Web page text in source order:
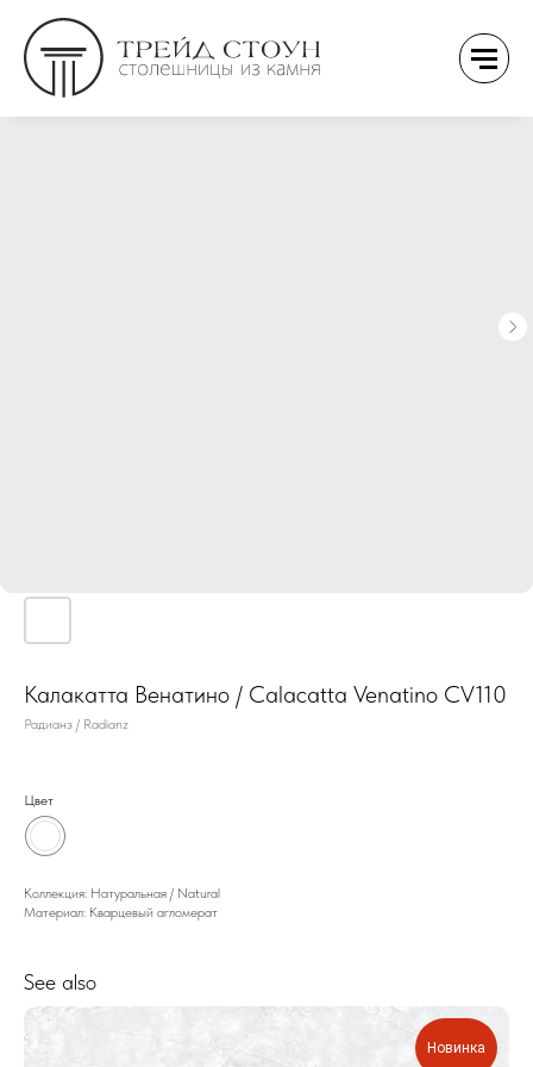
Калакатта Венатино / Calacatta Venatino CV110
Радианз / Radianz
Цвет
Коллекция: Натуральная / Natural
Материал: Кварцевый агломерат
See also
Новинка